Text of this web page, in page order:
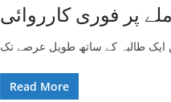
پر فوری کارروائی
ایک طالبہ کے ساتھ طویل عرصے تک
Read More